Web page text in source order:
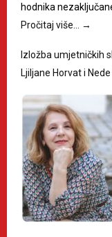
hodnika
Pročitaj više…
→
Izložba umjetničkih
Ljiljane Horvat i